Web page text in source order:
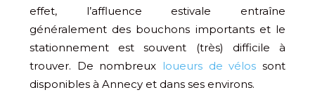
effet, l’affluence estivale entraîne
généralement des bouchons importants et le
stationnement est souvent (très) difficile à
trouver. De nombreux loueurs de vélos sont
disponibles à Annecy et dans ses environs.